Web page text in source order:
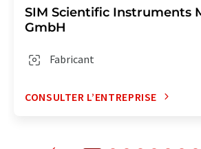
SIM Scientific Instruments
GmbH
Fabricant
CONSULTER L’ENTREPRISE